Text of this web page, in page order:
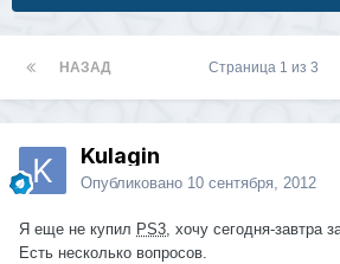
НАЗАД Страница 1 из 3
Kulagin
Опубликовано 10 сентября, 2012
Я еще не купил PS3, хочу сегодня-завтра
Есть несколько вопросов.